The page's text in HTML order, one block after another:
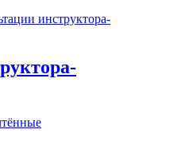
инструктора-